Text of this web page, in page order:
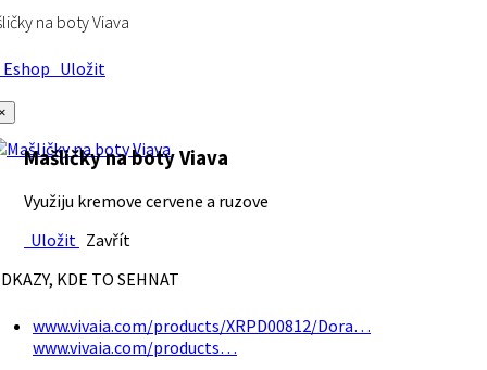
na boty Viava
Uložit
Mašličky na boty Viava
Využiju kremove cervene a ruzove
Uložit Zavřít
KDE TO SEHNAT
www.vivaia.com/products/XRPD00812/Dora…
www.vivaia.com/products…